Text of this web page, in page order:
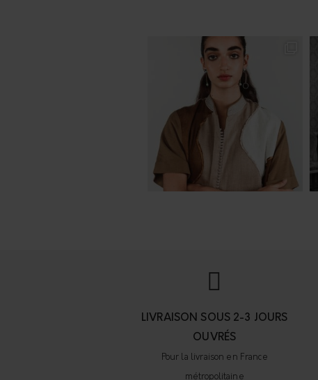
LIVRAISON SOUS 2-3 JOURS
OUVRÉS
Pour la livraison en France
métropolitaine